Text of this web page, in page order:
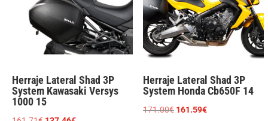
Herraje Lateral Shad 3P
System Kawasaki Versys
1000 15
Herraje Lateral Shad 3P
System Honda Cb650F 14
171.00€ El
161.59€El